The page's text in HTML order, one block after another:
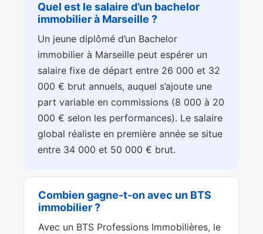
Quel est le salaire d’un bachelor
immobilier à Marseille ?
Un jeune diplômé d’un Bachelor
immobilier à Marseille peut espérer un
salaire fixe de départ entre 26 000 et 32
000 € brut annuels, auquel s’ajoute une
part variable en commissions (8 000 à 20
000 € selon les performances). Le salaire
global réaliste en première année se situe
entre 34 000 et 50 000 € brut.
Combien gagne-t-on avec un BTS
immobilier ?
Avec un BTS Professions Immobilières, le